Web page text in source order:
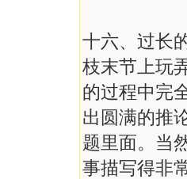
十六、过长
枝末节上玩
的过程中完
出圆满的推
题里面。当
事描写得非